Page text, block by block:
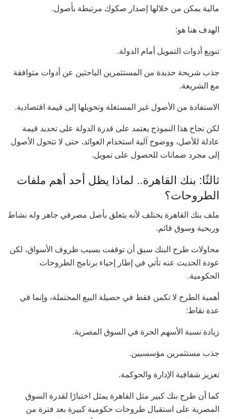
مالية يمكن من خلالها إصدار صكوك مرتبطة بأصول.
الهدف هنا هو:
تنويع أدوات التمويل أمام الدولة.
جذب شريحة جديدة من المستثمرين الباحثين عن أدوات متوافقة
مع الشريعة.
الاستفادة من الأصول غير المستغلة وتحويلها إلى قيمة اقتصادية.
لكن نجاح هذا النموذج يعتمد على قدرة الدولة على تحديد قيمة
عادلة للأصل، ووضوح آلية استخدام العوائد، حتى لا تتحول الأصول
إلى مجرد ضمانات للحصول على تمويل.
ثالثًا: بنك القاهرة.. لماذا يظل أحد أهم ملفات
الطروحات؟
ملف بنك القاهرة يختلف لأنه يتعلق بأصل مصرفي جاهز وله نشاط
وربحية وسوق قائم.
محاولات طرح البنك سبق أن توقفت بسبب ظروف الأسواق، لكن
عودة الحديث عنه تأتي في إطار إحياء برنامج الطروحات
الحكومية.
أهمية الطرح لا تكمن فقط في حصيلة البيع المحتملة، وإنما في
عدة نقاط:
زيادة نسبة الأسهم الحرة في السوق المصرية.
جذب مستثمرين مؤسسيين.
تعزيز شفافية الإدارة والحوكمة.
كما أن طرح بنك كبير مثل القاهرة يمثل اختبارًا لقدرة السوق
المصرية على استقبال طروحات حكومية كبيرة بعد فترة من